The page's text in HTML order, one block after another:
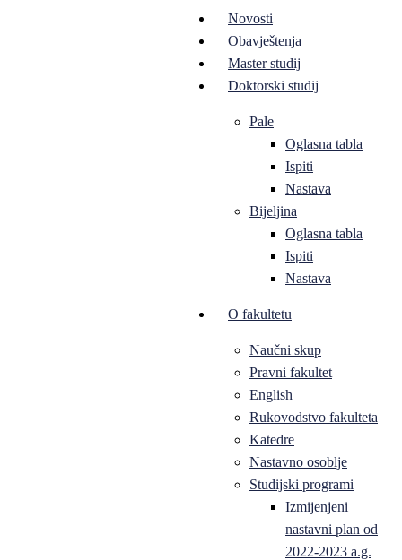
Novosti
Obavještenja
Master studij
Doktorski studij
Pale
Oglasna tabla
Ispiti
Nastava
Bijeljina
Oglasna tabla
Ispiti
Nastava
O fakultetu
Naučni skup
Pravni fakultet
English
Rukovodstvo fakulteta
Katedre
Nastavno osoblje
Studijski programi
Izmijenjeni
nastavni plan od
2022-2023 a.g.